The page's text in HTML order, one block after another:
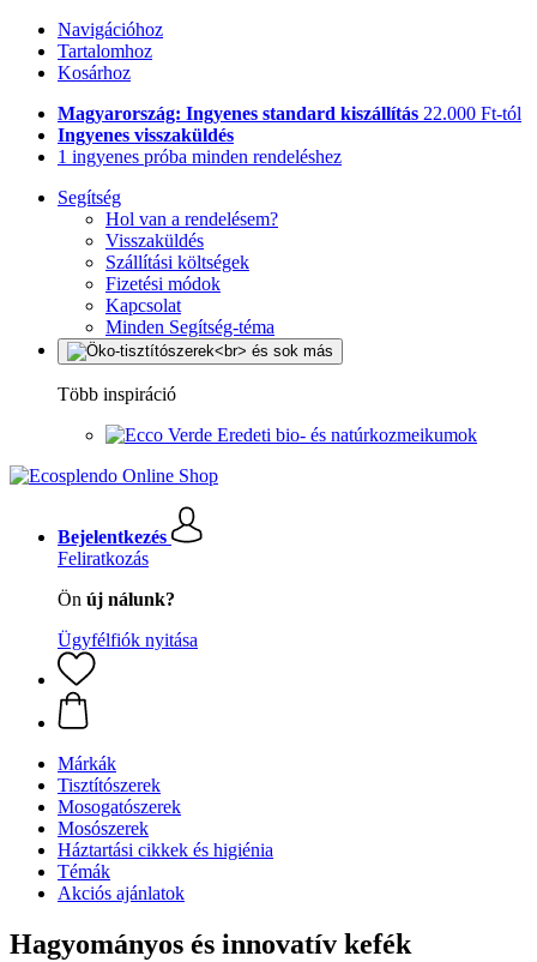
Navigációhoz
Tartalomhoz
Kosárhoz
Magyarország: Ingyenes standard kiszállítás 22.000 Ft-tól
Ingyenes visszaküldés
1 ingyenes próba minden rendeléshez
Segítség
Hol van a rendelésem?
Visszaküldés
Szállítási költségek
Fizetési módok
Kapcsolat
Minden Segítség-téma
Több inspiráció
Eredeti bio- és natúrkozmeikumok
Bejelentkezés
Feliratkozás
Ön új nálunk?
Ügyfélfiók nyitása
Márkák
Tisztítószerek
Mosogatószerek
Mosószerek
Háztartási cikkek és higiénia
Témák
Akciós ajánlatok
Hagyományos és innovatív kefék